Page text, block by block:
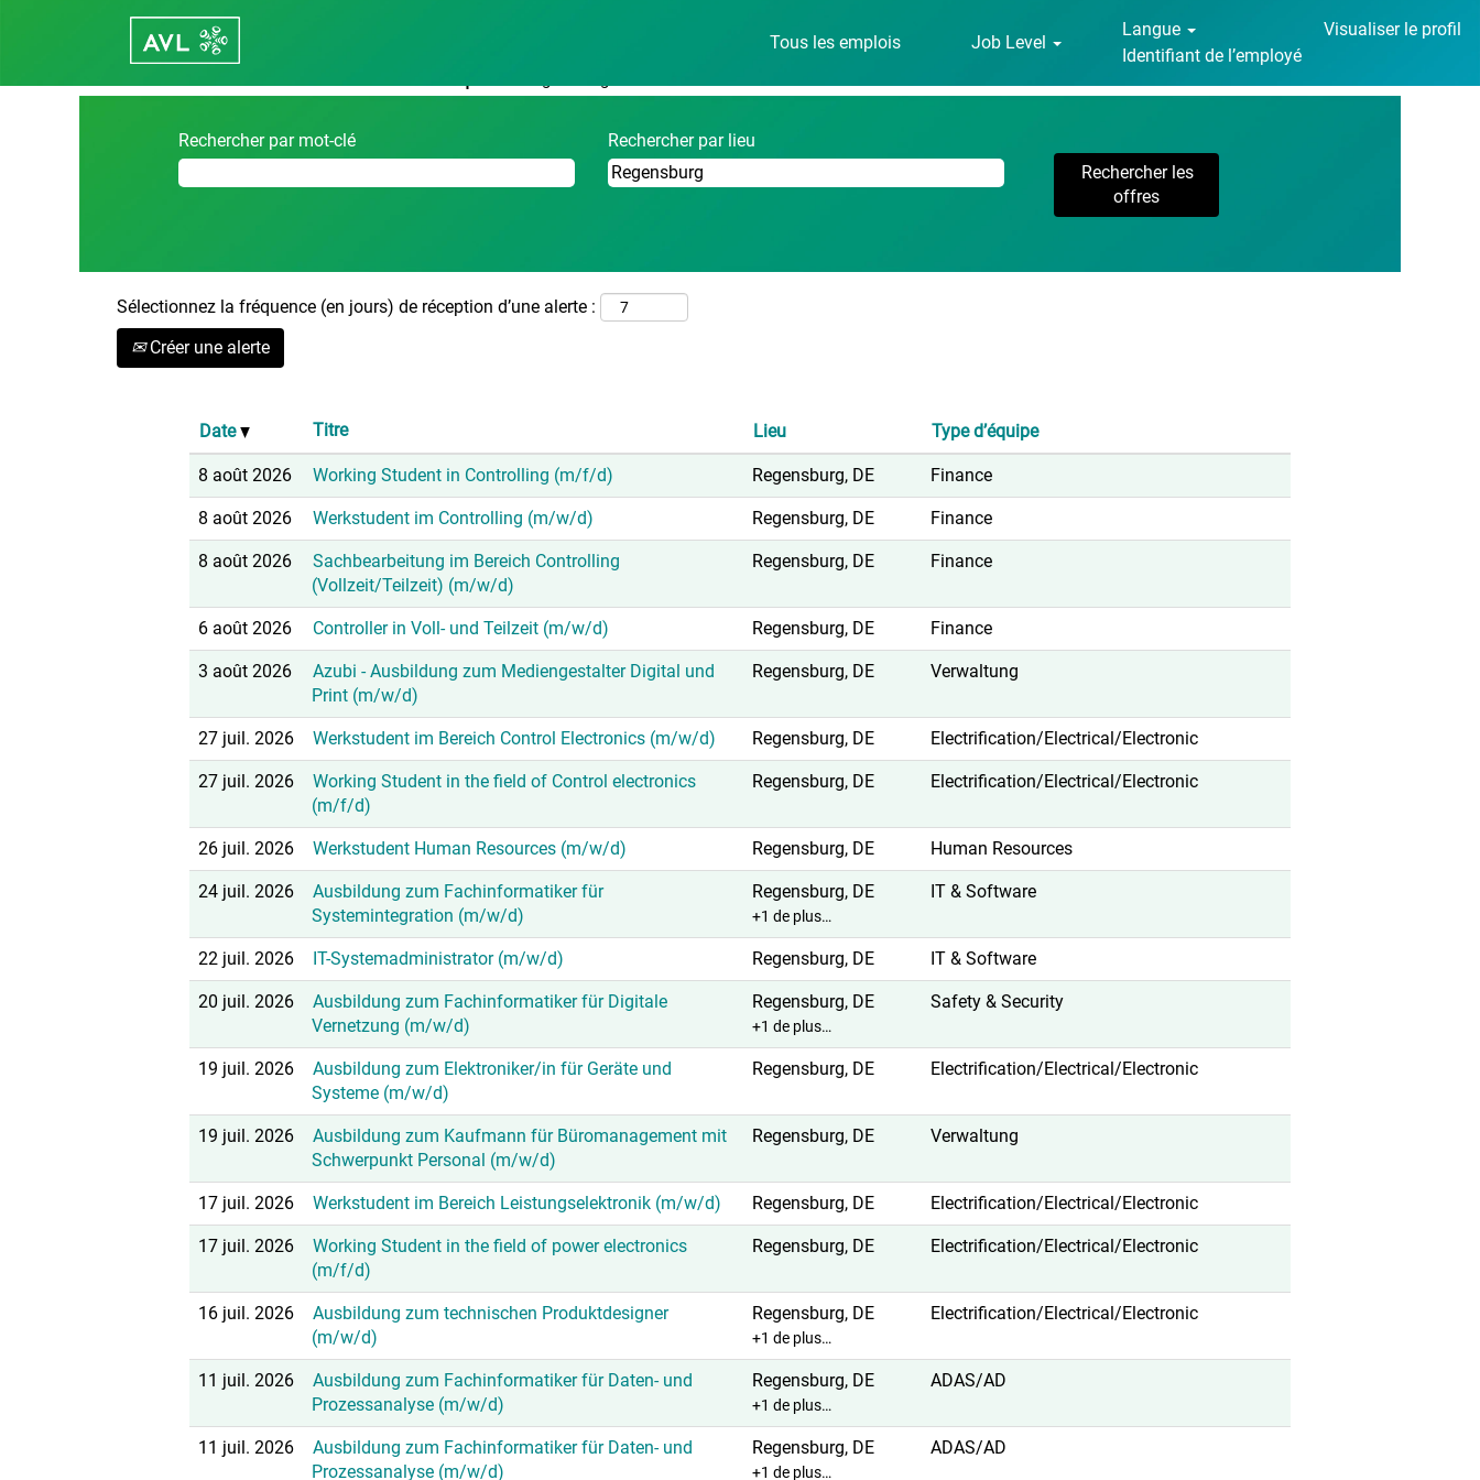
Tous les emplois Job Level
Langue
Visualiser le profil
Identifiant de l’employé
Accueil
Rechercher par mot-clé Rechercher par lieu
Sélectionnez la fréquence (en jours) de réception d’une alerte :
Créer une alerte
Date Titre Lieu Type d’équipe
8 août 2026 Working Student in Controlling (m/f/d) Regensburg, DE Finance
8 août 2026 Werkstudent im Controlling (m/w/d) Regensburg, DE Finance
8 août 2026
Sachbearbeitung im Bereich Controlling
(Vollzeit/Teilzeit) (m/w/d)
Regensburg, DE Finance
6 août 2026 Controller in Voll- und Teilzeit (m/w/d) Regensburg, DE Finance
3 août 2026
Azubi - Ausbildung zum Mediengestalter Digital und
Print (m/w/d)
Regensburg, DE Verwaltung
27 juil. 2026 Werkstudent im Bereich Control Electronics (m/w/d) Regensburg, DE Electrification/Electrical/Electronic
27 juil. 2026
Working Student in the field of Control electronics
(m/f/d)
Regensburg, DE Electrification/Electrical/Electronic
26 juil. 2026 Werkstudent Human Resources (m/w/d) Regensburg, DE Human Resources
24 juil. 2026
Ausbildung zum Fachinformatiker für
Systemintegration (m/w/d)
Regensburg, DE
+1 de plus…
IT & Software
22 juil. 2026 IT-Systemadministrator (m/w/d) Regensburg, DE IT & Software
20 juil. 2026
Ausbildung zum Fachinformatiker für Digitale
Vernetzung (m/w/d)
Regensburg, DE
+1 de plus…
Safety & Security
19 juil. 2026
Ausbildung zum Elektroniker/in für Geräte und
Systeme (m/w/d)
Regensburg, DE Electrification/Electrical/Electronic
19 juil. 2026
Ausbildung zum Kaufmann für Büromanagement mit
Schwerpunkt Personal (m/w/d)
Regensburg, DE Verwaltung
17 juil. 2026 Werkstudent im Bereich Leistungselektronik (m/w/d) Regensburg, DE Electrification/Electrical/Electronic
17 juil. 2026
Working Student in the field of power electronics
(m/f/d)
Regensburg, DE Electrification/Electrical/Electronic
16 juil. 2026
Ausbildung zum technischen Produktdesigner
(m/w/d)
Regensburg, DE
+1 de plus…
Electrification/Electrical/Electronic
11 juil. 2026
Ausbildung zum Fachinformatiker für Daten- und
Prozessanalyse (m/w/d)
Regensburg, DE
+1 de plus…
ADAS/AD
11 juil. 2026
Ausbildung zum Fachinformatiker für Daten- und
Prozessanalyse (m/w/d)
Regensburg, DE
+1 de plus…
ADAS/AD